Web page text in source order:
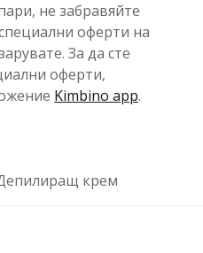
не забравяйте
оферти на
За да сте
оферти,
Kimbino app.
крем